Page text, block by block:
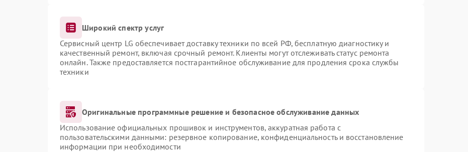
Широкий спектр услуг
Сервисный центр LG обеспечивает доставку техники по всей РФ, бесплатную диагностику и
качественный ремонт, включая срочный ремонт. Клиенты могут отслеживать статус ремонта
онлайн. Также предоставляется постгарантийное обслуживание для продления срока службы
техники
Оригинальные программные решение и безопасное обслуживание данных
Использование официальных прошивок и инструментов, аккуратная работа с
пользовательскими данными: резервное копирование, конфиденциальность и восстановление
информации при необходимости